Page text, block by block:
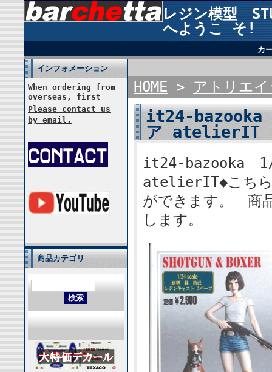
レジン模型
へようこ そ!
カ
インフォメーション
When ordering from
overseas, first
Please contact us
by email.
商品カテゴリ
HOME > アトリエ
it24-bazooka
ア atelierIT
it24-bazooka 1/
atelierIT◆こちら
ができます。 商
します。